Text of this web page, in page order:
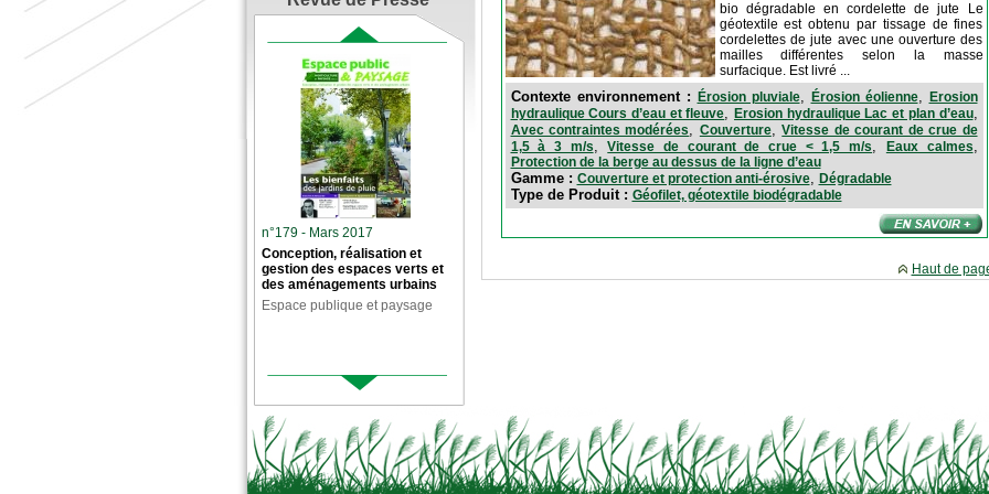
n°179 - Mars 2017
Conception, réalisation et
gestion des espaces verts et
des aménagements urbains
Espace publique et paysage
bio dégradable en cordelette de jute Le
géotextile est obtenu par tissage de fines
cordelettes de jute avec une ouverture des
mailles différentes selon la masse
surfacique. Est livré ...
Contexte environnement : Érosion pluviale, Érosion éolienne, Erosion
hydraulique Cours d’eau et fleuve ,Erosion hydraulique Lac et plan d’eau,
Avec contraintes modérées Couverture,Vitesse de courant de crue de
1,5 à 3 m/s ,Vitesse de courant de crue < 1,5 m/s Eaux calmes
Protection de la berge au dessus de la ligne d’eau
Gamme : Couverture et protection anti-érosive, Dégradable
Type de Produit : Géofilet, géotextile biodégradable
Haut de